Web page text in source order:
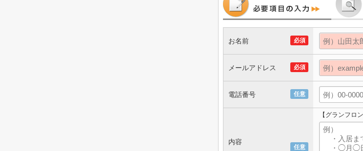
必須
お名前
必須
メールアドレス
任意
電話番号
任意
内容
【グランフロ